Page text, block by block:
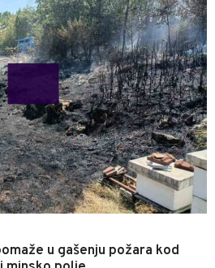
u gašenju požara kod